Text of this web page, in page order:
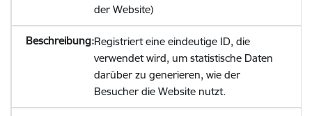
der Website)
Registriert eine eindeutige ID, die
verwendet wird, um statistische Daten
darüber zu generieren, wie der
Besucher die Website nutzt.